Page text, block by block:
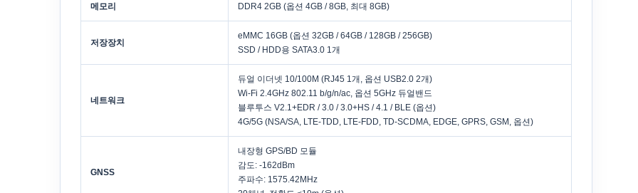
메모리 DDR4 2GB (옵션 4GB / 8GB, 최대 8GB)
저장장치
eMMC 16GB (옵션 32GB / 64GB / 128GB / 256GB)
SSD / HDD용 SATA3.0 1개
네트워크
듀얼 이더넷 10/100M (RJ45 1개, 옵션 USB2.0 2개)
Wi-Fi 2.4GHz 802.11 b/g/n/ac, 옵션 5GHz 듀얼밴드
블루투스 V2.1+EDR / 3.0 / 3.0+HS / 4.1 / BLE (옵션)
4G/5G (NSA/SA, LTE-TDD, LTE-FDD, TD-SCDMA, EDGE, GPRS, GSM, 옵션)
GNSS
내장형 GPS/BD 모듈
감도: -162dBm
주파수: 1575.42MHz